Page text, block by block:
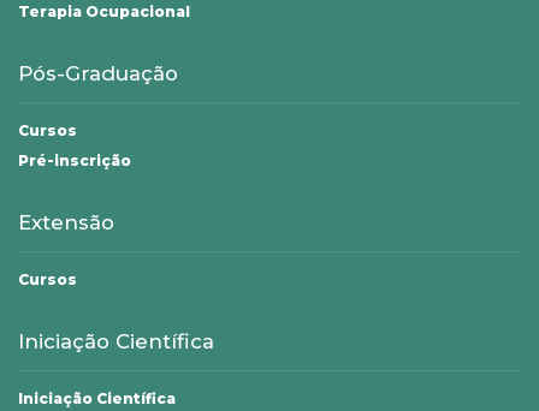
Terapia Ocupacional
Pós-Graduação
Cursos
Pré-inscrição
Extensão
Cursos
Iniciação Científica
Iniciação Científica